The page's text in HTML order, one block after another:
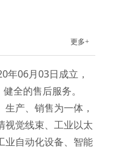
更多+
06月03日成立，
全的售后服务。
产、销售为一体，
视觉线束、工业以太
业自动化设备、智能